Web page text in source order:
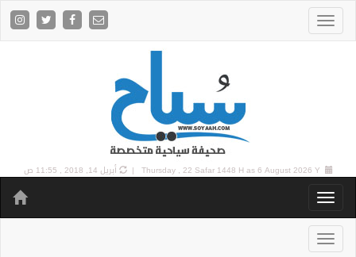
Thursday , 22 Safar 1448 H as6 August 2026 Y | أبريل 14, 2018 , 11:55 ص